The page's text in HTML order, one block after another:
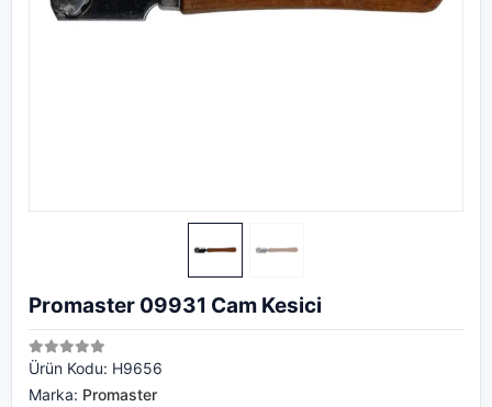
Promaster 09931 Cam Kesici
Ürün Kodu: H9656
Marka: Promaster